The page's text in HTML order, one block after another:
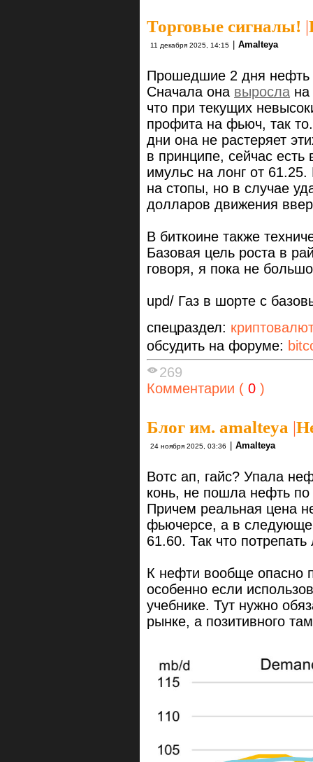
Торговые сигналы! |
11 декабря 2025, 14:15 Amalteya
Прошедшие 2 дня нефть
Сначала она выросла
что при текущих
профита на фьюч, так
дни она не растеряет
в принципе, сейчас
имульс на лонг от 61.25.
на стопы, но в случае
долларов движения
В биткоине также
Базовая цель роста в
говоря, я пока не
upd/ Газ в шорте с
спецраздел:
обсудить на форуме:
269
Комментарии ( 0 )
Блог им. amalteya |
24 ноября 2025, 03:36 Amalteya
Вотс ап, гайс? Упала
конь, не пошла нефть
Причем реальная цена
фьючерсе, а в
61.60. Так что
К нефти вообще опасно
особенно если
учебнике. Тут нужно
рынке, а позитивного